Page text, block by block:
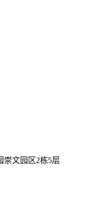
崇文园区2栋5层